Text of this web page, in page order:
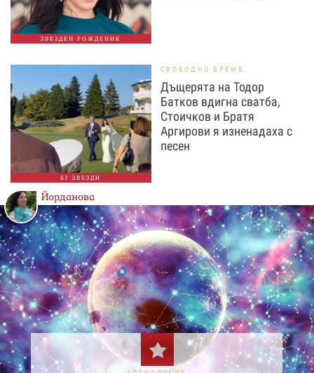
ЗВЕЗДЕН РОЖДЕНИК
БГ ЗВЕЗДИ
СВОБОДНО ВРЕМЕ
Дъщерята на Тодор
Батков вдигна сватба,
Стоичков и Братя
Аргирови я изненадаха с
песен
Йорданова